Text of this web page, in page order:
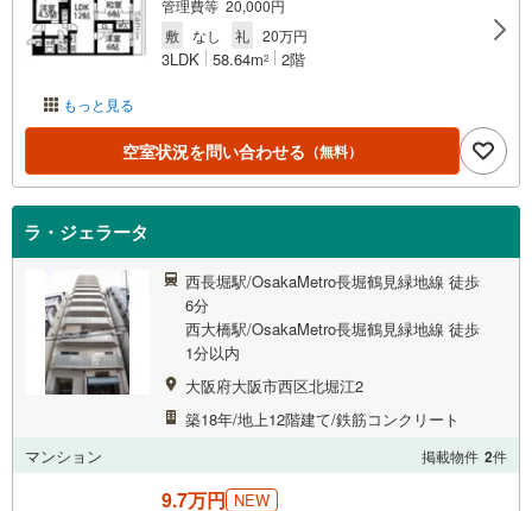
もっと見る
管理費等 20,000円
敷
なし 礼 20万円
3LDK 58.64m2 2階
空室状況を問い合わせる （無料）
ラ・ジェラータ
西長堀駅/OsakaMetro長堀鶴見緑地線 徒歩
6分
西大橋駅/OsakaMetro長堀鶴見緑地線 徒歩
1分以内
大阪府大阪市西区北堀江2
築18年/地上12階建て/鉄筋コンクリート
マンション
掲載物件 2件
9.7万円 NEW